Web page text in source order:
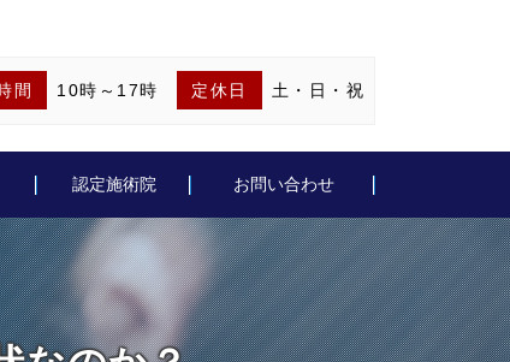
間 10時～17時 定休日 土・日・祝
認定施術院 お問い合わせ